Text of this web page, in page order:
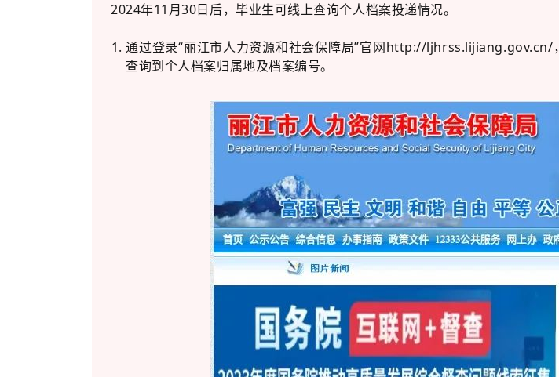
2024年11月30日后，毕业生可线上查询个人档案投递情况。
通过登录“丽江市人力资源和社会保障局”官网http://ljhrss.lijiang.gov.cn/，
查询到个人档案归属地及档案编号。